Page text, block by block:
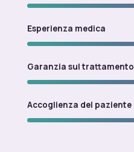
Esperienza medica
Garanzia sul trattamento
Accoglienza del paziente